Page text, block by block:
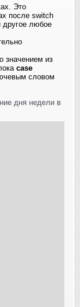
Это
после switсh
другое любое
значением из
case
словом
дня недели в